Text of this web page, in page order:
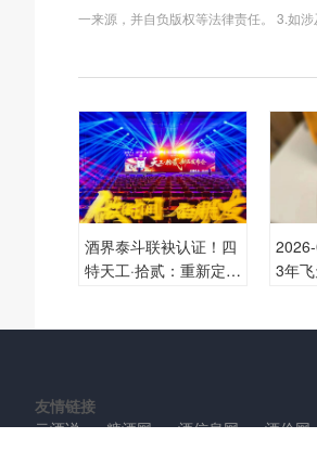
一来源，并自负版权等法律责任。 3.如
酒界泰斗联袂认证！四
特天工·拾贰：重新定义
3年
友情链接
云酒说
糖酒网 酒信息网 酒价网